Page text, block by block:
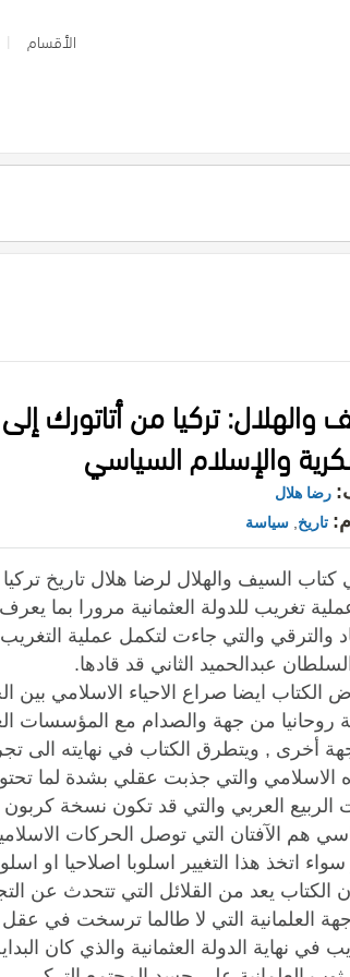
الأقسام
والهلال: تركيا من أتاتورك
والإسلام السياسي
رضا هلال
تاريخ سياسة
كتاب السيف والهلال لرضا هلال تاريخ
تغريب للدولة العثمانية مرورا بما يعرف
والترقي والتي جاءت لتكمل عملية
عبدالحميد الثاني قد قادها.
الكتاب ايضا صراع الاحياء الاسلامي بين
روحانيا من جهة والصدام مع المؤسسات
أخرى , ويتطرق الكتاب في نهايته الى
الاسلامي والتي جذبت عقلي بشدة لما
الربيع العربي والتي قد تكون نسخة
هم الآفتان التي توصل الحركات
سواء اتخذ هذا التغيير اسلوبا اصلاحيا او
الكتاب يعد من القلائل التي تتحدث عن
العلمانية التي لا طالما ترسخت في
في نهاية الدولة العثمانية والذي كان